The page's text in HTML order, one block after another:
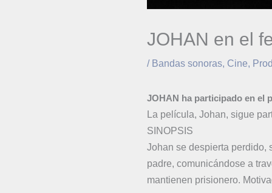
JOHAN en el
/ Bandas sonoras, Cine,
JOHAN ha participado en el
La película, Johan, sigue
SINOPSIS
Johan se despierta perdido,
padre, comunicándose a
mantienen prisionero.